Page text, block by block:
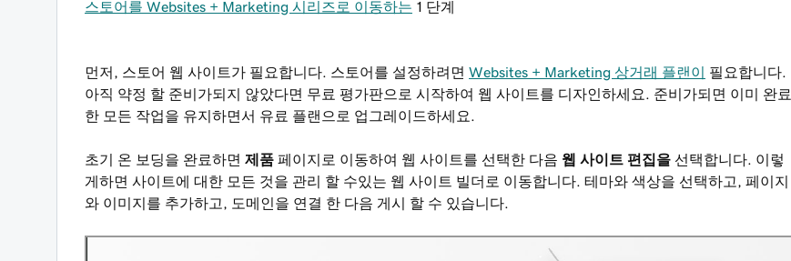
스토어를 Websites + Marketing 시리즈로 이동하는 1 단계
먼저, 스토어 웹 사이트가 필요합니다. 스토어를 설정하려면 Websites + Marketing 상거래 플랜이
필요합니다.
아직 약정 할 준비가되지 않았다면 무료 평가판으로 시작하여 웹 사이트를 디자인하세요. 준비가되면 이미 완료
한 모든 작업을 유지하면서 유료 플랜으로 업그레이드하세요.
초기 온 보딩을 완료하면 제품 페이지로 이동하여 웹 사이트를 선택한 다음 웹 사이트 편집을 선택합니다. 이렇
게하면 사이트에 대한 모든 것을 관리 할 수있는 웹 사이트 빌더로 이동합니다. 테마와 색상을 선택하고, 페이지
와 이미지를 추가하고, 도메인을 연결 한 다음 게시 할 수 있습니다.